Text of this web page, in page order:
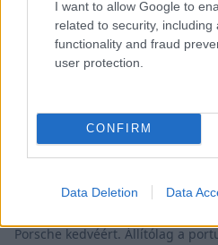
I want to allow Google to
related to security, including
functionality and fraud
user protection.
CONFIRM
Data Deletion Data
E-MOBILITY / 2019. JÚL. 18.
helyére a DS
A BMW i Andretti Motorsport
megüresedett versenyzői
Porsche kedvéért. Állítólag a